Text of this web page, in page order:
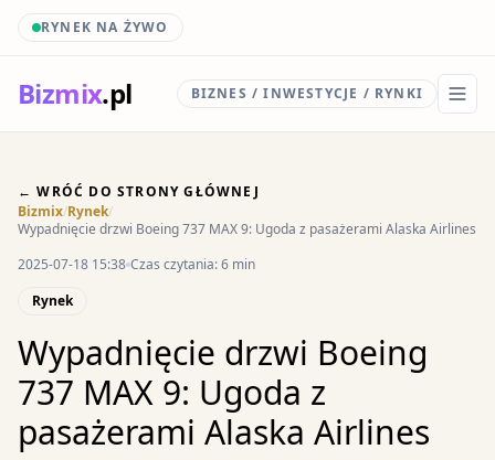
RYNEK NA ŻYWO
Bizmix.pl BIZNES / INWESTYCJE / RYNKI
← WRÓĆ DO STRONY GŁÓWNEJ
Bizmix/Rynek/
Wypadnięcie drzwi Boeing 737 MAX 9: Ugoda z pasażerami Alaska Airlines
2025-07-18 15:38 Czas czytania: 6 min
Rynek
Wypadnięcie drzwi Boeing
737 MAX 9: Ugoda z
pasażerami Alaska Airlines